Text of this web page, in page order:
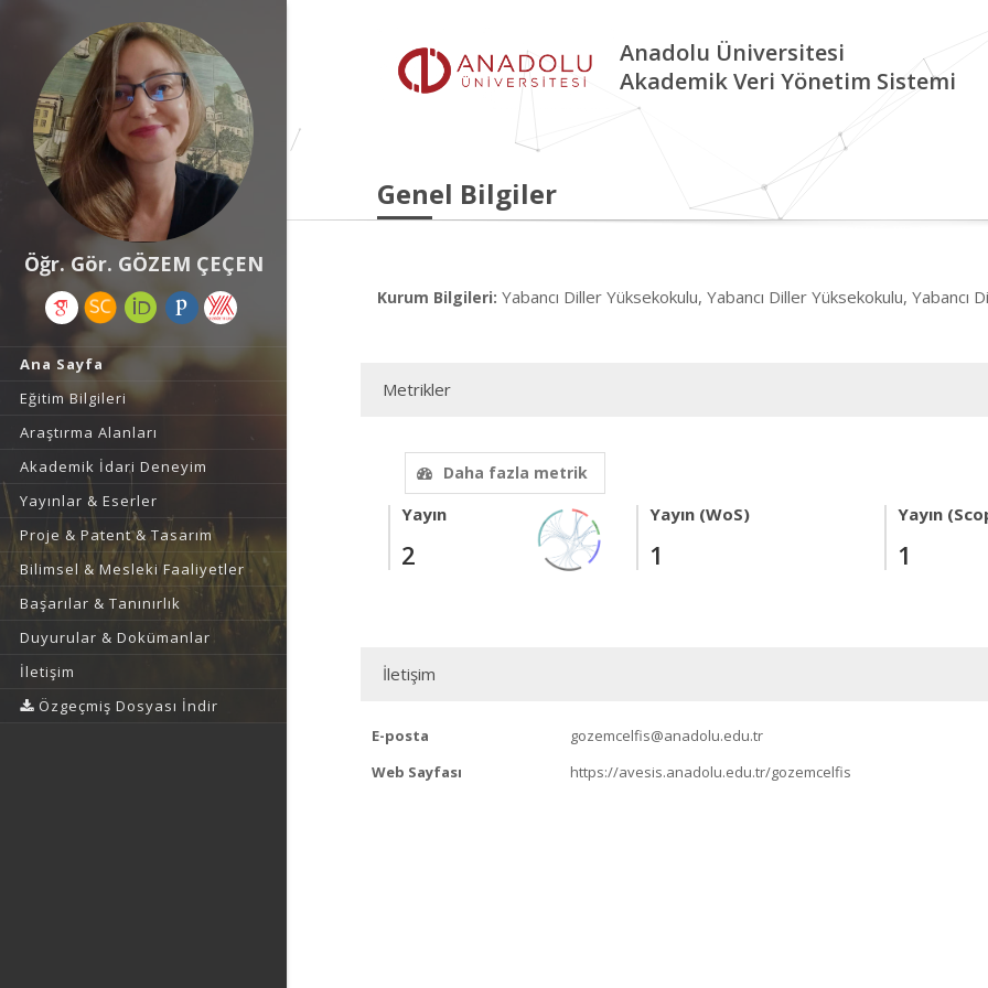
Öğr. Gör. GÖZEM ÇEÇEN
Ana Sayfa
Eğitim Bilgileri
Araştırma Alanları
Akademik İdari Deneyim
Yayınlar & Eserler
Proje & Patent & Tasarım
Bilimsel & Mesleki Faaliyetler
Başarılar & Tanınırlık
Duyurular & Dokümanlar
İletişim
Özgeçmiş Dosyası İndir
Anadolu Üniversitesi
Akademik Veri Yönetim Sistemi
Genel Bilgiler
Kurum Bilgileri: Yabancı Diller Yüksekokulu, Yabancı Diller Yüksekokulu, Yabancı
Metrikler
Daha fazla metrik
Yayın
2
Yayın (WoS)
1
Yayın
1
İletişim
E-posta
gozemcelfis@anadolu.edu.tr
Web Sayfası
https://avesis.anadolu.edu.tr/gozemcelfis